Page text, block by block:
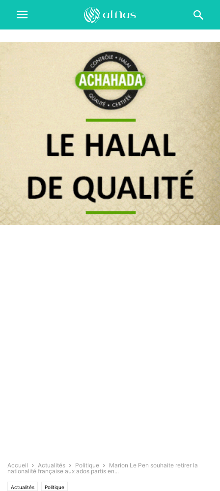
Accueil Actualités Politique
Marion Le Pen souhaite retirer la
nationalité française aux ados partis en...
Actualités Politique